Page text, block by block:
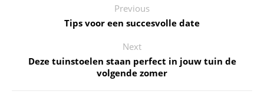
Previous
Tips voor een succesvolle date
Next
Deze tuinstoelen staan perfect in jouw tuin de
volgende zomer